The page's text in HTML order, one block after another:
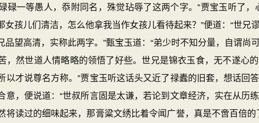
碌一等愚人，忝附同名，殊觉玷辱了这两个字。”贾宝玉听了，
孩儿们清洁，怎么他拿我当作女孩儿看待起来？”便道：“世兄
品望高清，实称此两字。”甄宝玉道：“弟少时不知分量，自谓尚
，然世道人情略略的领悟了好些。世兄是锦衣玉食，无不遂心
以才说尊名方称。”贾宝玉听这话头又近了禄蠹的旧套，想话回
意，便说道：“世叔所言固是太谦，若论到文章经济，实在从历
将读过的细味起来，那膏粱文绣比着令闻广誉，真是不啻百倍